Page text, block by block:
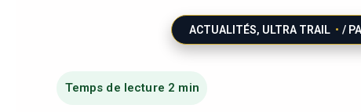
ACTUALITÉS, ULTRA TRAIL /